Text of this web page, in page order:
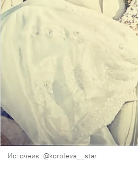
Источник: @koroleva__star